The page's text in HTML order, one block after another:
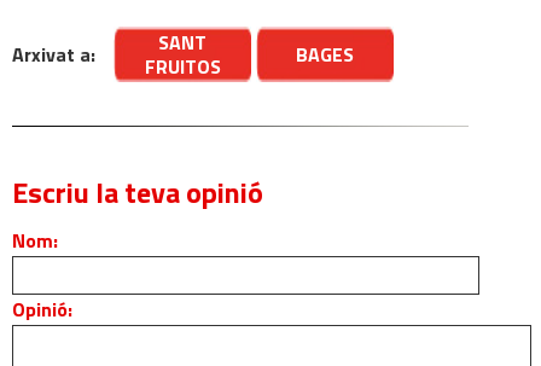
Arxivat a:
SANT
FRUITOS
BAGES
Escriu la teva opinió
Nom:
Opinió: